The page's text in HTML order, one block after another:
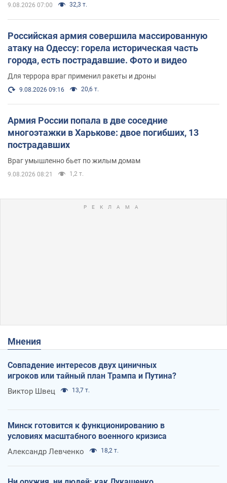
9.08.2026 07:00 32,3 т.
Российская армия совершила массированную
атаку на Одессу: горела историческая часть
города, есть пострадавшие. Фото и видео
Для террора враг применил ракеты и дроны
9.08.2026 09:16 20,6 т.
Армия России попала в две соседние
многоэтажки в Харькове: двое погибших, 13
пострадавших
Враг умышленно бьет по жилым домам
9.08.2026 08:21 1,2 т.
Мнения
Совпадение интересов двух циничных
игроков или тайный план Трампа и Путина?
Виктор Швец 13,7 т.
Минск готовится к функционированию в
условиях масштабного военного кризиса
Александр Левченко 18,2 т.